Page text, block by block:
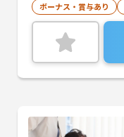
ボーナス・賞与あり